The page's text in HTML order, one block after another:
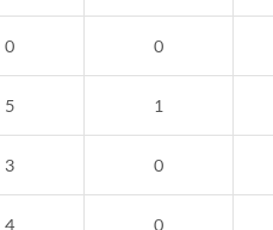
0 0
5 1
3 0
4 0